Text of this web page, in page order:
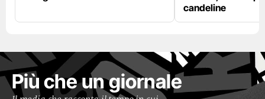
candeline
Più che un giornale